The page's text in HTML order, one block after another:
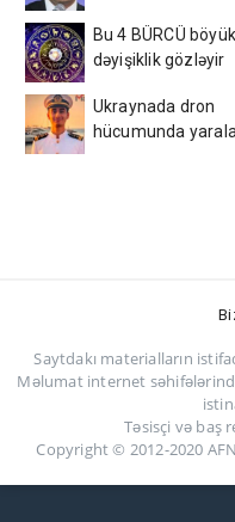
Bu 4 BÜRCÜ böyük
dəyişiklik gözləyir
Ukraynada dron
hücumunda
Saytdakı materialların
Məlumat internet
Təsisçi və baş
Copyright © 2012-2020